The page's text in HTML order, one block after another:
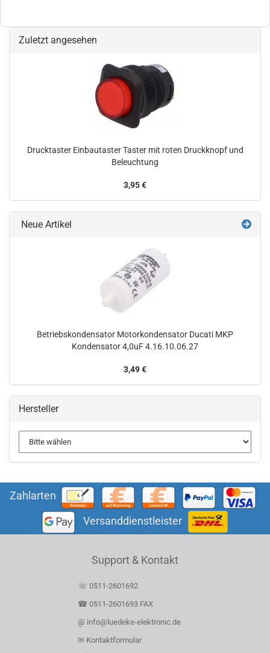
Zuletzt angesehen
Drucktaster Einbautaster Taster mit roten Druckknopf und
Beleuchtung
3,95 €
Neue Artikel
Betriebskondensator Motorkondensator Ducati MKP
Kondensator 4,0uF 4.16.10.06.27
3,49 €
Hersteller
Zahlarten
Versanddienstleister
Support & Kontakt
☏ 0511-2601692
☎ 0511-2601693 FAX
@ info@luedeke-elektronic.de
✉ Kontaktformular